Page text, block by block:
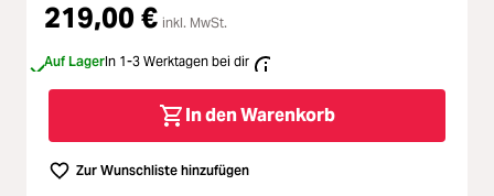
Loading... Bildbearbeitung
Loading... Ferngläser
Loading... Second Hand
219,00 € inkl. MwSt.
Auf LagerIn 1-3 Werktagen bei dir
In den Warenkorb
Zur Wunschliste hinzufügen